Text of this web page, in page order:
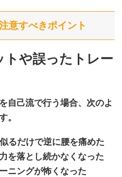
意すべきポイント
トや誤ったトレー
自己流で行う場合、次のよ
。
るだけで逆に腰を痛めた
を落とし続かなくなった
ニングが怖くなった